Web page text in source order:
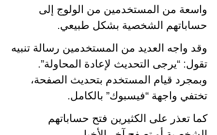
واسعة من المستخدمين من الولوج إلى
حساباتهم الشخصية بشكل طبيعي.
وقد واجه العديد من المستخدمين رسالة تنبيه
تقول: “يرجى التحديث لإعادة المحاولة”.
وبمجرد قيام المستخدم بتحديث الصفحة،
تختفي واجهة “فيسبوك” بالكامل.
كما تعذر على الكثيرين فتح حساباتهم